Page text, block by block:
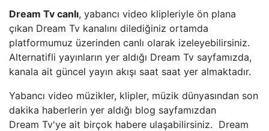
BEYAZ TV
SHOW TV
A2 TV
TEVE2
Dream Tv canlı, yabancı video klipleriyle ön plana
çıkan Dream Tv kanalını dilediğiniz ortamda
platformumuz üzerinden canlı olarak izeleyebilirsiniz.
Alternatifli yayınların yer aldığı Dream Tv sayfamızda,
kanala ait güncel yayın akışı saat saat yer almaktadır.
Yabancı video müzikler, klipler, müzik dünyasından son
dakika haberlerin yer aldığı blog sayfamızdan
Dream Tv'ye ait birçok habere ulaşabilirsiniz. Dream